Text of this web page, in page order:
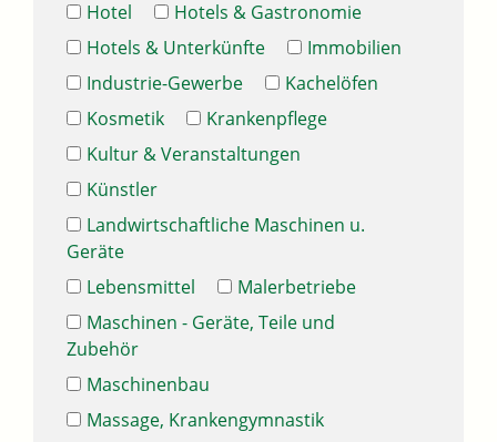
Hotel
Hotels & Gastronomie
Hotels & Unterkünfte
Immobilien
Industrie-Gewerbe
Kachelöfen
Kosmetik
Krankenpflege
Kultur & Veranstaltungen
Künstler
Landwirtschaftliche Maschinen u.
Geräte
Lebensmittel
Malerbetriebe
Maschinen - Geräte, Teile und
Zubehör
Maschinenbau
Massage, Krankengymnastik